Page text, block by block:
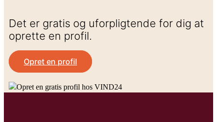
Det er gratis og uforpligtende for dig at
oprette en profil.
Opret en profil